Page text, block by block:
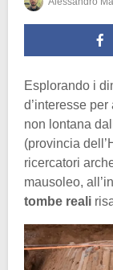
Esplorando i
d’interesse
non lontana
(provincia
ricercatori
mausoleo,
tombe reali